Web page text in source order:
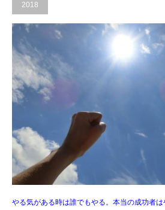
2018
やる気がある時は誰でもやる。本当の成功者